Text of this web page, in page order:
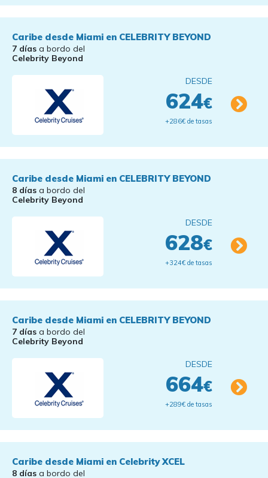
Caribe desde Miami en CELEBRITY BEYOND
7 días a bordo del
Celebrity Beyond
DESDE
624€
+286€ de tasas
Caribe desde Miami en CELEBRITY BEYOND
8 días a bordo del
Celebrity Beyond
DESDE
628€
+324€ de tasas
Caribe desde Miami en CELEBRITY BEYOND
7 días a bordo del
Celebrity Beyond
DESDE
664€
+289€ de tasas
Caribe desde Miami en Celebrity XCEL
8 días a bordo del